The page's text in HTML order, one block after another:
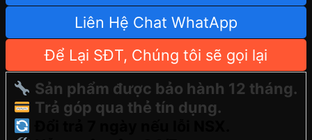
Liên Hệ Chat WhatApp
Để Lại SĐT, Chúng tôi sẽ gọi lại
Sản phẩm được bảo hành 12 tháng.
Trả góp qua thẻ tín dụng.